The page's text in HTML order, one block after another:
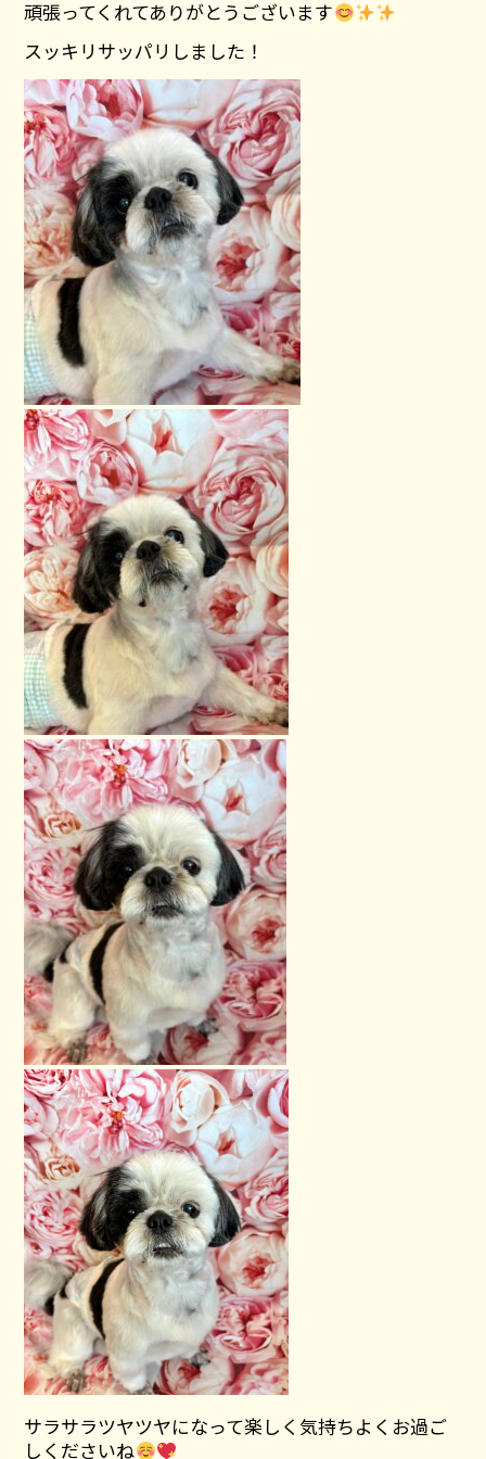
頑張ってくれてありがとうございます
スッキリサッパリしました！
サラサラツヤツヤになって楽しく気持ちよくお過ご
しくださいね